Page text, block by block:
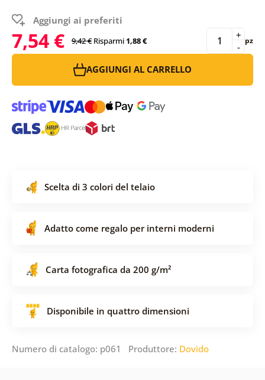
Aggiungi ai preferiti
7,54 € 9,42 € Risparmi1,88 € -
+ pz
AGGIUNGI AL CARRELLO
Scelta di 3 colori del telaio
Adatto come regalo per interni moderni
Carta fotografica da 200 g/m²
Disponibile in quattro dimensioni
Numero di catalogo: p061 Produttore: Dovido